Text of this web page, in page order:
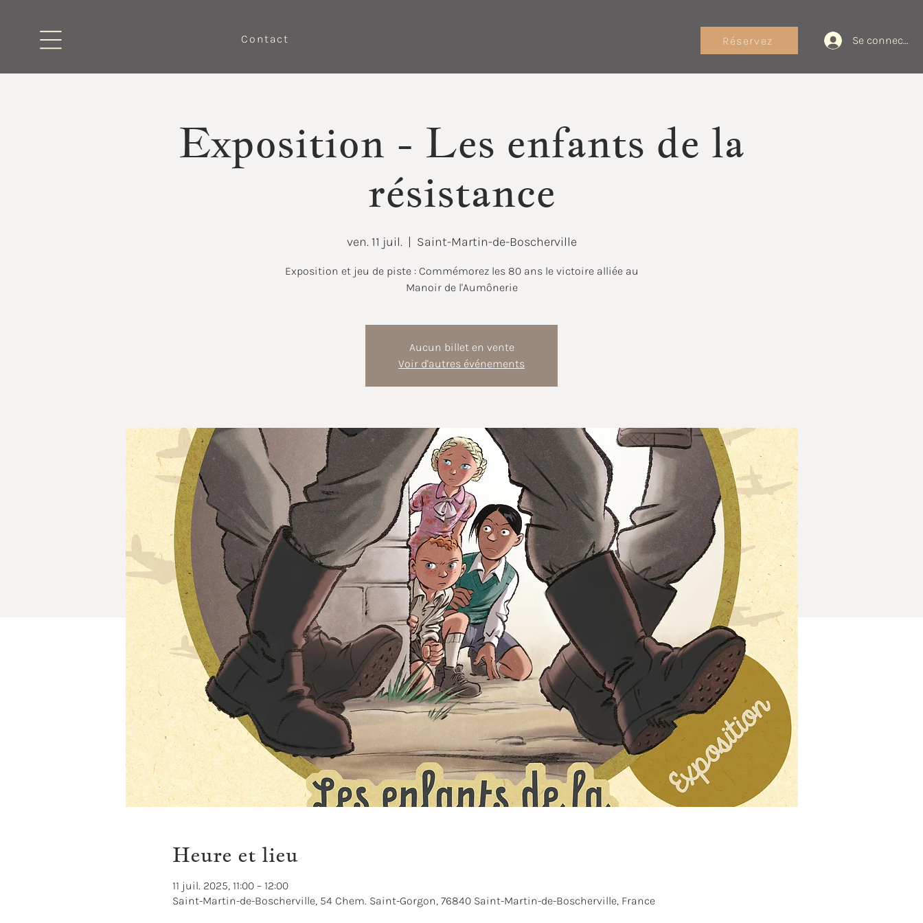
Contact Réservez Se connecter
Exposition - Les enfants de la
résistance
ven. 11 juil.
  |
Saint-Martin-de-Boscherville
Exposition et jeu de piste : Commémorez les 80 ans le victoire alliée au
Manoir de l'Aumônerie
Aucun billet en vente
Voir d'autres événements
Heure et lieu
11 juil. 2025, 11:00 – 12:00
Saint-Martin-de-Boscherville, 54 Chem. Saint-Gorgon, 76840 Saint-Martin-de-Boscherville, France